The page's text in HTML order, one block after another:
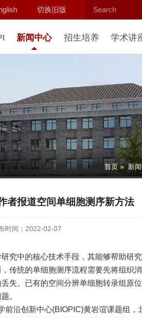
切换旧版
新闻中心 招生培养 学术讲
首页 » 新
者报道空间单细胞测序新方法
时间：2022-02-07
中的核心技术手段，其能够帮助研
传统的单细胞测序流程需要先将组织
失。已有的空间分辨单细胞转录组原
。
沿创新中心(BIOPIC)黄岩谊课题组，